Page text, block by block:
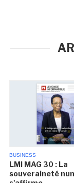
BUSINESS
LMI MAG 30 : La
souveraineté